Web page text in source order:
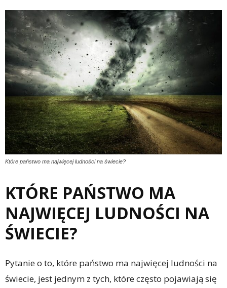
Które państwo ma najwięcej ludności na świecie?
KTÓRE PAŃSTWO MA
NAJWIĘCEJ LUDNOŚCI NA
ŚWIECIE?
Pytanie o to, które państwo ma najwięcej ludności na
świecie, jest jednym z tych, które często pojawiają się